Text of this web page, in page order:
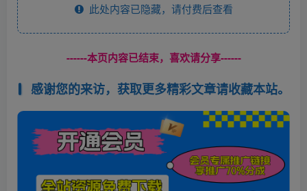
此处内容已隐藏，请付费后查看
------本页内容已结束，喜欢请分享------
感谢您的来访，获取更多精彩文章请收藏本站。